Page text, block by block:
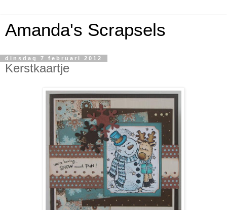
Amanda's Scrapsels
dinsdag 7 februari 2012
Kerstkaartje